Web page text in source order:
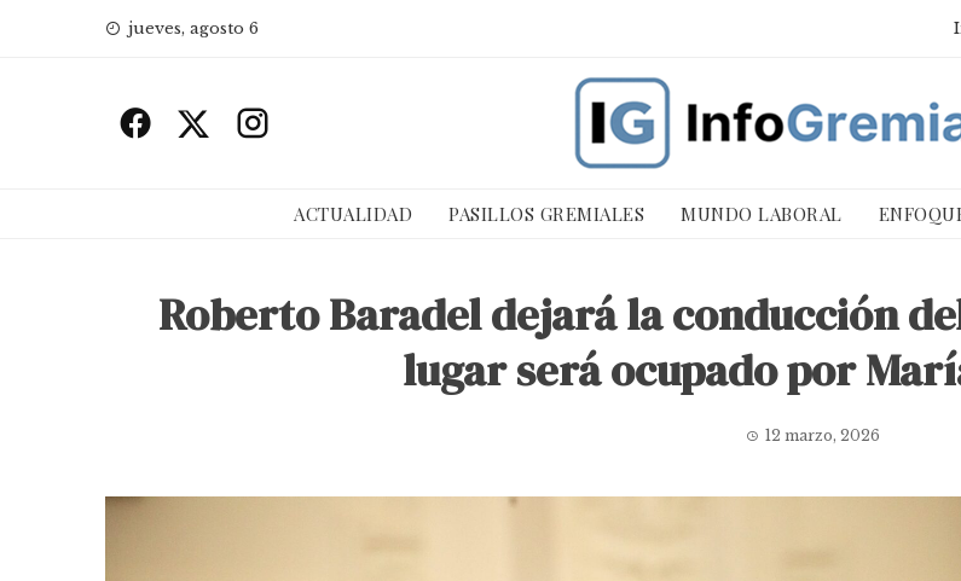
jueves, agosto 6
ACTUALIDAD PASILLOS GREMIALES MUNDO LABORAL
Roberto Baradel dejará la conducción
lugar será ocupado por
12 marzo, 2026